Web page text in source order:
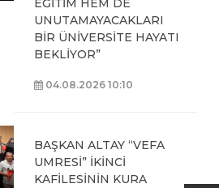
EĞİTİM HEM DE
UNUTAMAYACAKLARI
BİR ÜNİVERSİTE HAYATI
BEKLİYOR”
04.08.2026 10:10
BAŞKAN ALTAY “VEFA
UMRESİ” İKİNCİ
KAFİLESİNİN KURA